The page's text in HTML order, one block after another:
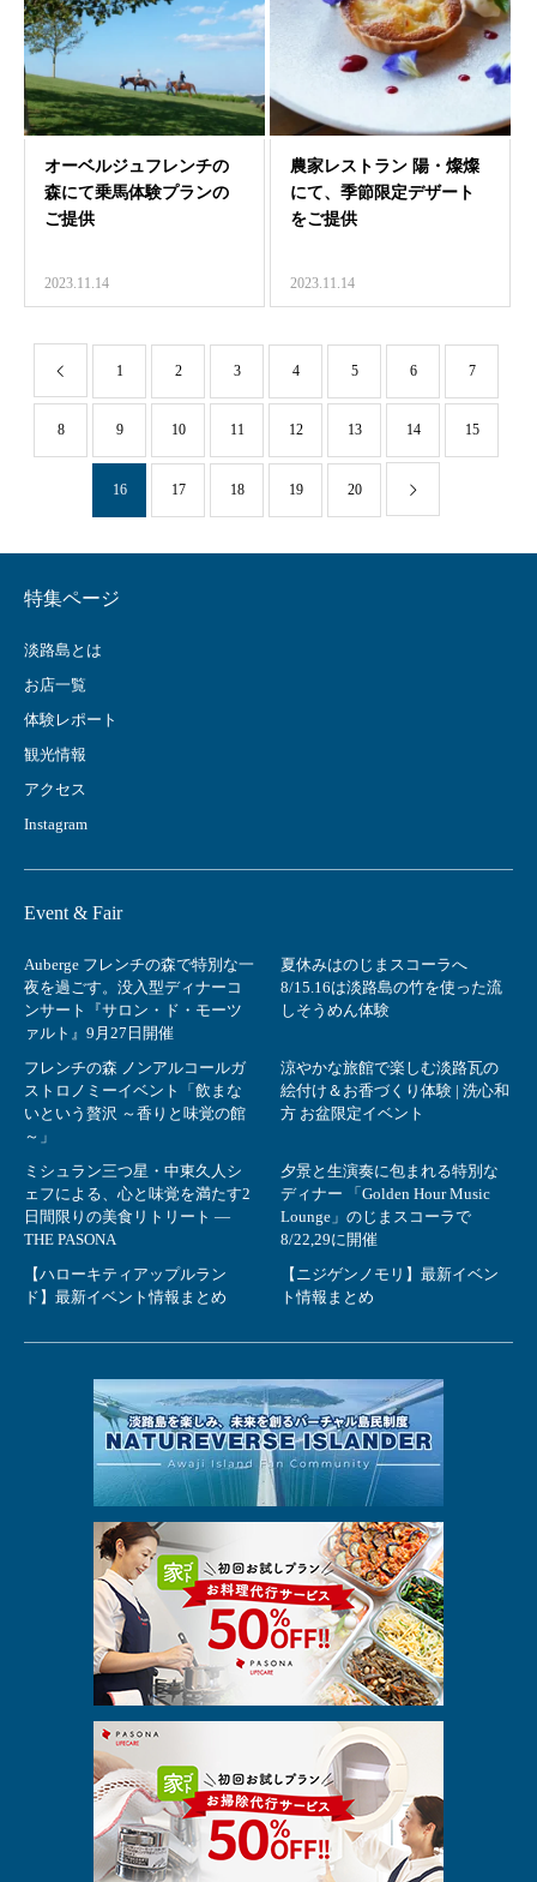
オーベルジュフレンチの
森にて乗馬体験プランの
ご提供
2023.11.14
農家レストラン 陽・燦燦
にて、季節限定デザート
をご提供
2023.11.14
1 2 3 4 5 6 7
8 9 10 11 12 13 14 15
16 17 18 19 20
特集ページ
淡路島とは
お店一覧
体験レポート
観光情報
アクセス
Instagram
Event & Fair
Auberge フレンチの森で特別な一
夜を過ごす。没入型ディナーコ
ンサート『サロン・ド・モーツ
ァルト』9月27日開催
夏休みはのじまスコーラへ
8/15.16は淡路島の竹を使った流
しそうめん体験
フレンチの森 ノンアルコールガ
ストロノミーイベント「飲まな
いという贅沢 ～香りと味覚の館
～」
涼やかな旅館で楽しむ淡路瓦の
絵付け＆お香づくり体験 | 洗心和
方 お盆限定イベント
ミシュラン三つ星・中東久人シ
ェフによる、心と味覚を満たす2
日間限りの美食リトリート ―
THE PASONA
夕景と生演奏に包まれる特別な
ディナー 「Golden Hour Music
Lounge」のじまスコーラで
8/22,29に開催
【ハローキティアップルラン
ド】最新イベント情報まとめ
【ニジゲンノモリ】最新イベン
ト情報まとめ